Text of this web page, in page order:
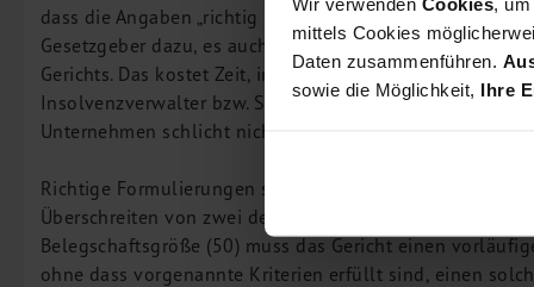
mittels Cookies
Daten zusammenführen.
sowie die Möglichkeit, Ihre
dass die Angaben „richtig und vollständig“ sind. Das
Gesetzgeber dazu, es auch ausdrücklich zu erklären.
Gerichts. Das kostet Zeit, innerhalb derer der Antrag an
Insolvenzverwalter bzw. Sachwalter arbeiten könnte.
Unternehmen schlicht nicht hat.
Richtige Formulierungen sind auch relevant für die
Überschreiten von zwei der folgenden Kennziffern für
Belegschaftsgröße (50) muss das Gericht einen
ohne dass vorgenannte Kriterien erfüllt sind, einen